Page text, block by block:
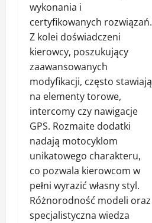
wykonania i
certyfikowanych rozwiązań.
Z kolei doświadczeni
kierowcy, poszukujący
zaawansowanych
modyfikacji, często stawiają
na elementy torowe,
intercomy czy nawigacje
GPS. Rozmaite dodatki
nadają motocyklom
unikatowego charakteru,
co pozwala kierowcom w
pełni wyrazić własny styl.
Różnorodność modeli oraz
specjalistyczna wiedza